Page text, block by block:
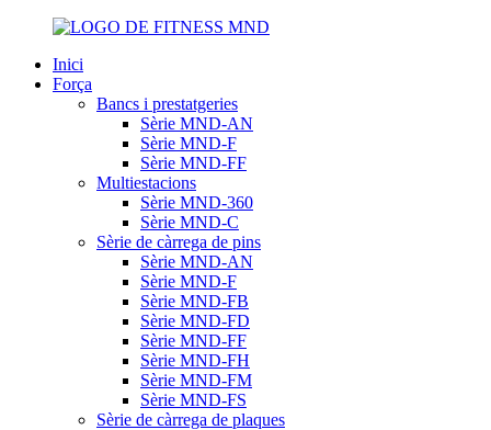
Inici
Força
Bancs i prestatgeries
Sèrie MND-AN
Sèrie MND-F
Sèrie MND-FF
Multiestacions
Sèrie MND-360
Sèrie MND-C
Sèrie de càrrega de pins
Sèrie MND-AN
Sèrie MND-F
Sèrie MND-FB
Sèrie MND-FD
Sèrie MND-FF
Sèrie MND-FH
Sèrie MND-FM
Sèrie MND-FS
Sèrie de càrrega de plaques